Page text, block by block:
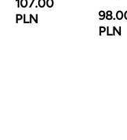
107.00
PLN
PLN